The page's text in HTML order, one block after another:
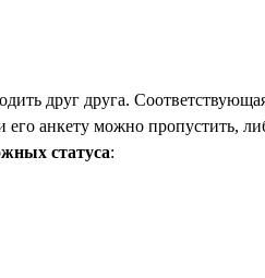
друг друга.
анкету можно пропустить,
статуса: